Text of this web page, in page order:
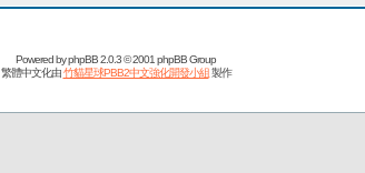
Powered byphpBB2.0.3 © 2001 phpBB Group
繁體中文化由竹貓星球PBB2中文強化開發小組製作